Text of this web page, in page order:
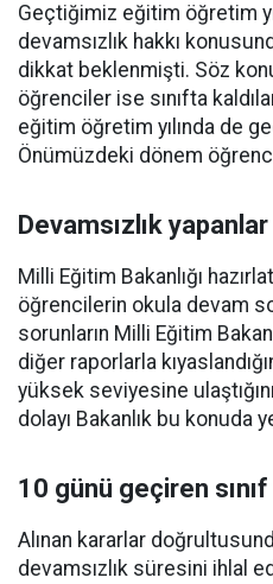
Geçtiğimiz eğitim öğretim
devamsızlık hakkı
dikkat beklenmişti. Söz
öğrenciler ise sınıfta
eğitim öğretim yılında de
Önümüzdeki dönem
Devamsızlık yapanlar
Milli Eğitim Bakanlığı
öğrencilerin okula devam
sorunların Milli Eğitim
diğer raporlarla
yüksek seviyesine
dolayı Bakanlık bu konuda
10 günü geçiren
Alınan kararlar
devamsızlık süresini ihlal